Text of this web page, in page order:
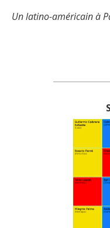
Un latino-américain à